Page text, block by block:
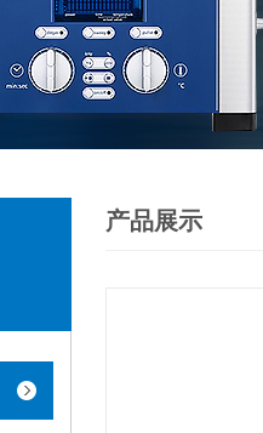
产品展示